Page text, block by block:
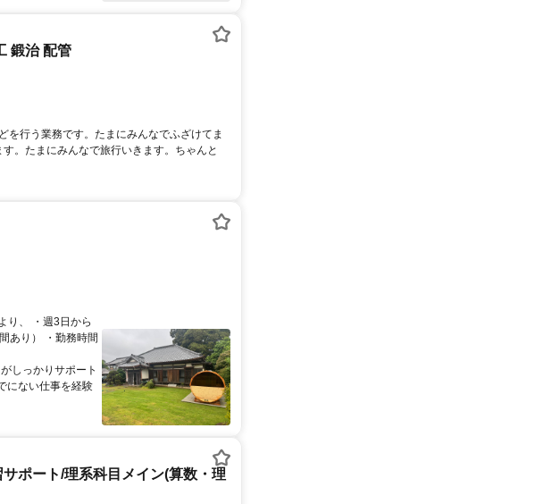
鍛治 配管
を行う業務です。たまにみんなでふざけてま
。たまにみんなで旅行いきます。ちゃんと
り、 ・週3日から
あり） ・勤務時間
しっかりサポート
にない仕事を経験
ポート/理系科目メイン(算数・理